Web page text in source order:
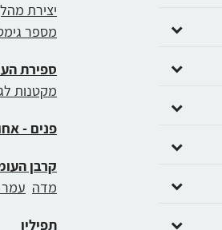
יצירת
מספר
ספירת
מקטנות
פנים -
קרבן
מדה עמר
תפילין